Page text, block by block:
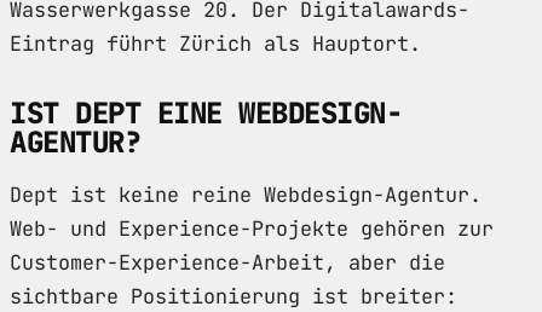
Wasserwerkgasse 20. Der Digitalawards-
Eintrag führt Zürich als Hauptort.
IST DEPT EINE WEBDESIGN-
AGENTUR?
Dept ist keine reine Webdesign-Agentur.
Web- und Experience-Projekte gehören zur
Customer-Experience-Arbeit, aber die
sichtbare Positionierung ist breiter: